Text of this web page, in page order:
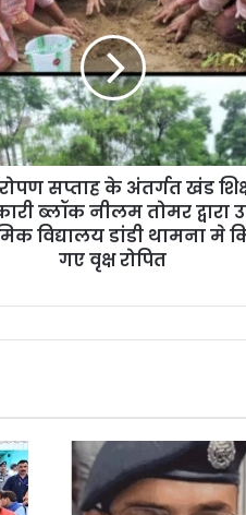
सप्ताह के अंतर्गत खंड
ब्लॉक नीलम तोमर द्वारा
विद्यालय डांडी थामना मे
गए वृक्ष रोपित